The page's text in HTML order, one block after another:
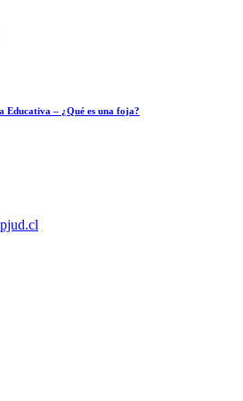
Educativa – ¿Qué es una foja?